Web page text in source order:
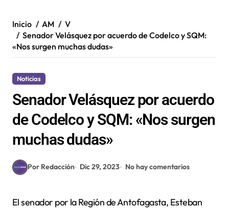
Inicio AM
V
Senador Velásquez por acuerdo de Codelco y SQM:
«Nos surgen muchas dudas»
Noticias
Senador Velásquez por acuerdo
de Codelco y SQM: «Nos surgen
muchas dudas»
Por Redacción Dic 29, 2023 No hay comentarios
El senador por la Región de Antofagasta, Esteban